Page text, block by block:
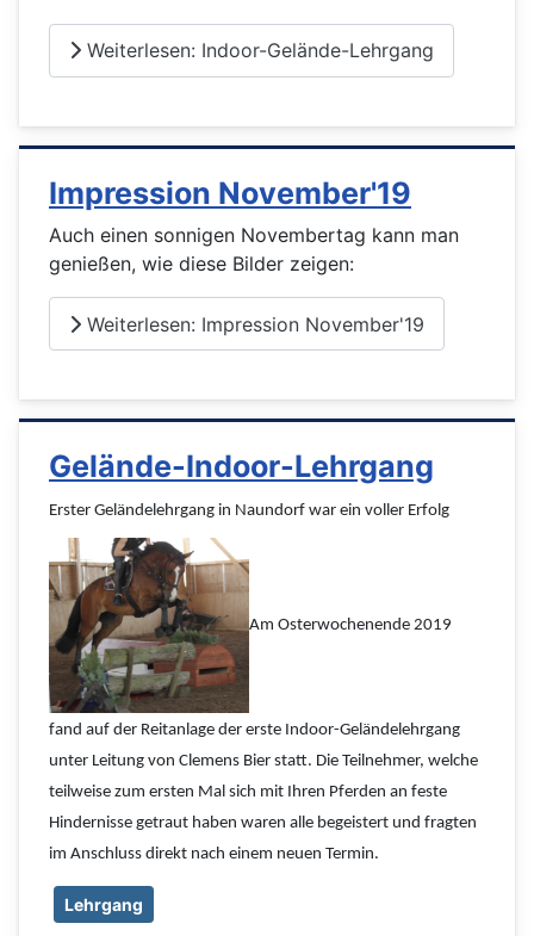
Weiterlesen: Indoor-Gelände-Lehrgang
Impression November'19
Auch einen sonnigen Novembertag kann man
genießen, wie diese Bilder zeigen:
Weiterlesen: Impression November'19
Gelände-Indoor-Lehrgang
Erster Geländelehrgang in Naundorf war ein voller Erfolg
Am Osterwochenende 2019
fand auf der Reitanlage der erste Indoor-Geländelehrgang
unter Leitung von Clemens Bier statt. Die Teilnehmer, welche
teilweise zum ersten Mal sich mit Ihren Pferden an feste
Hindernisse getraut haben waren alle begeistert und fragten
im Anschluss direkt nach einem neuen Termin.
Lehrgang